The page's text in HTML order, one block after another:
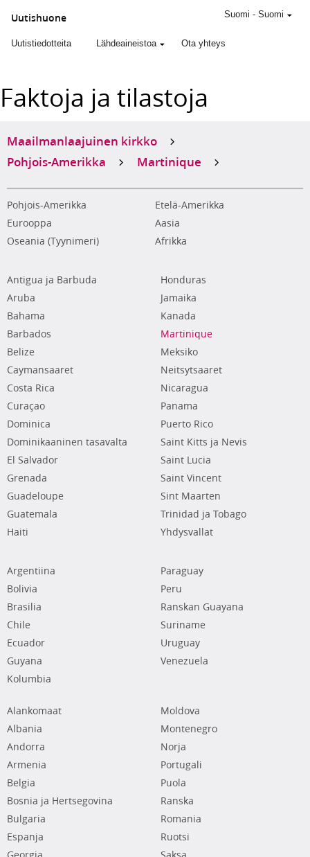
Uutishuone
Uutistiedotteita Lähdeaineistoa Ota yhteys
Suomi - Suomi
Faktoja ja tilastoja
Maailmanlaajuinen kirkko
Pohjois-Amerikka
Martinique
Pohjois-Amerikka
Etelä-Amerikka
Eurooppa
Aasia
Oseania (Tyynimeri)
Afrikka
Antigua ja Barbuda
Aruba
Bahama
Barbados
Belize
Caymansaaret
Costa Rica
Curaçao
Dominica
Dominikaaninen tasavalta
El Salvador
Grenada
Guadeloupe
Guatemala
Haiti
Honduras
Jamaika
Kanada
Martinique
Meksiko
Neitsytsaaret
Nicaragua
Panama
Puerto Rico
Saint Kitts ja Nevis
Saint Lucia
Saint Vincent
Sint Maarten
Trinidad ja Tobago
Yhdysvallat
Argentiina
Bolivia
Brasilia
Chile
Ecuador
Guyana
Kolumbia
Paraguay
Peru
Ranskan Guayana
Suriname
Uruguay
Venezuela
Alankomaat
Albania
Andorra
Armenia
Belgia
Bosnia ja Hertsegovina
Bulgaria
Espanja
Moldova
Montenegro
Norja
Portugali
Puola
Ranska
Romania
Ruotsi